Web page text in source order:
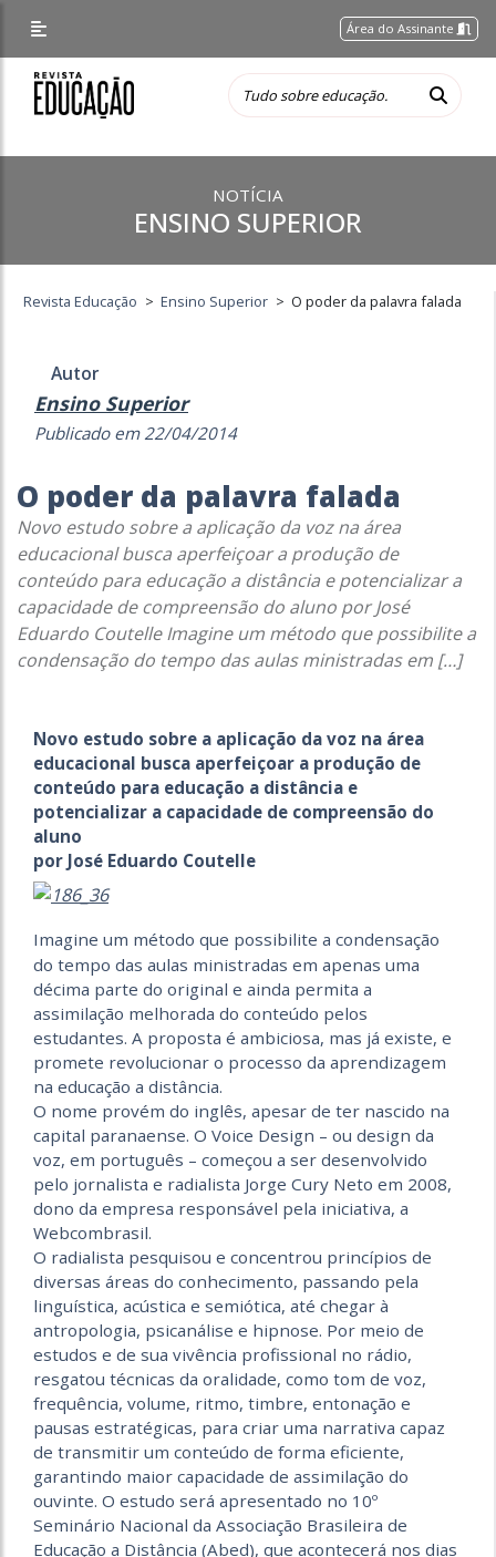
Área do Assinante
NOTÍCIA
ENSINO SUPERIOR
Revista Educação > Ensino Superior > O poder da palavra falada
Autor
Ensino Superior
Publicado em 22/04/2014
O poder da palavra falada
Novo estudo sobre a aplicação da voz na área
educacional busca aperfeiçoar a produção de
conteúdo para educação a distância e potencializar a
capacidade de compreensão do aluno por José
Eduardo Coutelle Imagine um método que possibilite a
condensação do tempo das aulas ministradas em […]
Novo estudo sobre a aplicação da voz na área
educacional busca aperfeiçoar a produção de
conteúdo para educação a distância e
potencializar a capacidade de compreensão do
aluno
por José Eduardo Coutelle
Imagine um método que possibilite a condensação
do tempo das aulas ministradas em apenas uma
décima parte do original e ainda permita a
assimilação melhorada do conteúdo pelos
estudantes. A proposta é ambiciosa, mas já existe, e
promete revolucionar o processo da aprendizagem
na educação a distância.
O nome provém do inglês, apesar de ter nascido na
capital paranaense. O Voice Design – ou design da
voz, em português – começou a ser desenvolvido
pelo jornalista e radialista Jorge Cury Neto em 2008,
dono da empresa responsável pela iniciativa, a
Webcombrasil.
O radialista pesquisou e concentrou princípios de
diversas áreas do conhecimento, passando pela
linguística, acústica e semiótica, até chegar à
antropologia, psicanálise e hipnose. Por meio de
estudos e de sua vivência profissional no rádio,
resgatou técnicas da oralidade, como tom de voz,
frequência, volume, ritmo, timbre, entonação e
pausas estratégicas, para criar uma narrativa capaz
de transmitir um conteúdo de forma eficiente,
garantindo maior capacidade de assimilação do
ouvinte. O estudo será apresentado no 10º
Seminário Nacional da Associação Brasileira de
Educação a Distância (Abed), que acontecerá nos dias